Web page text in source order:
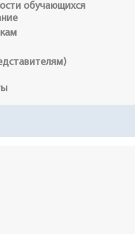
обучающихся